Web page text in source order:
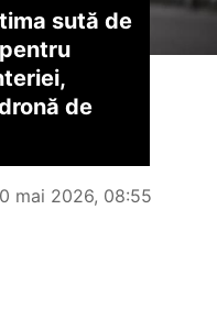
sută de
de
mai 2026, 08:55